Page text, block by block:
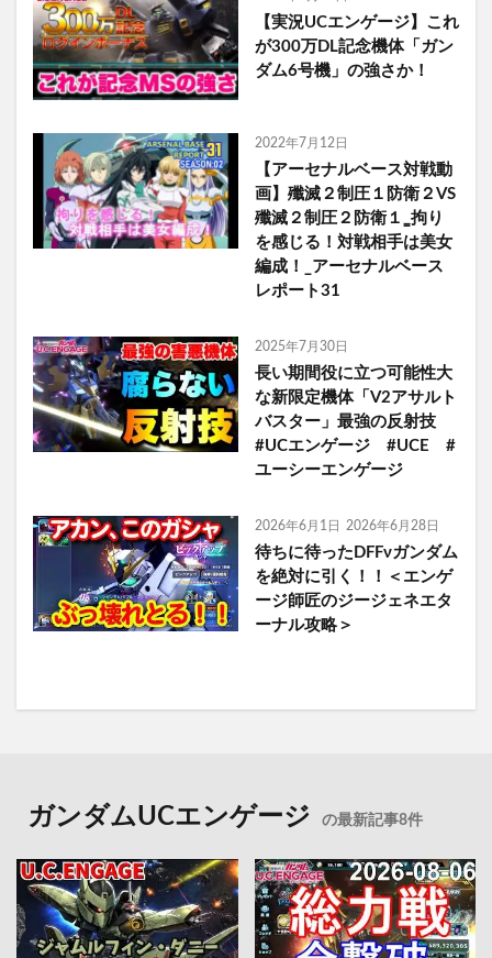
【実況UCエンゲージ】これ
が300万DL記念機体「ガン
ダム6号機」の強さか！
2022年7月12日
【アーセナルベース対戦動
画】殲滅２制圧１防衛２VS
殲滅２制圧２防衛１‗拘り
を感じる！対戦相手は美女
編成！_アーセナルベース
レポート31
2025年7月30日
長い期間役に立つ可能性大
な新限定機体「V2アサルト
バスター」最強の反射技
#UCエンゲージ #UCE #
ユーシーエンゲージ
2026年6月1日 2026年6月28日
待ちに待ったDFFνガンダム
を絶対に引く！！＜エンゲ
ージ師匠のジージェネエタ
ーナル攻略＞
ガンダムUCエンゲージ の最新記事8件